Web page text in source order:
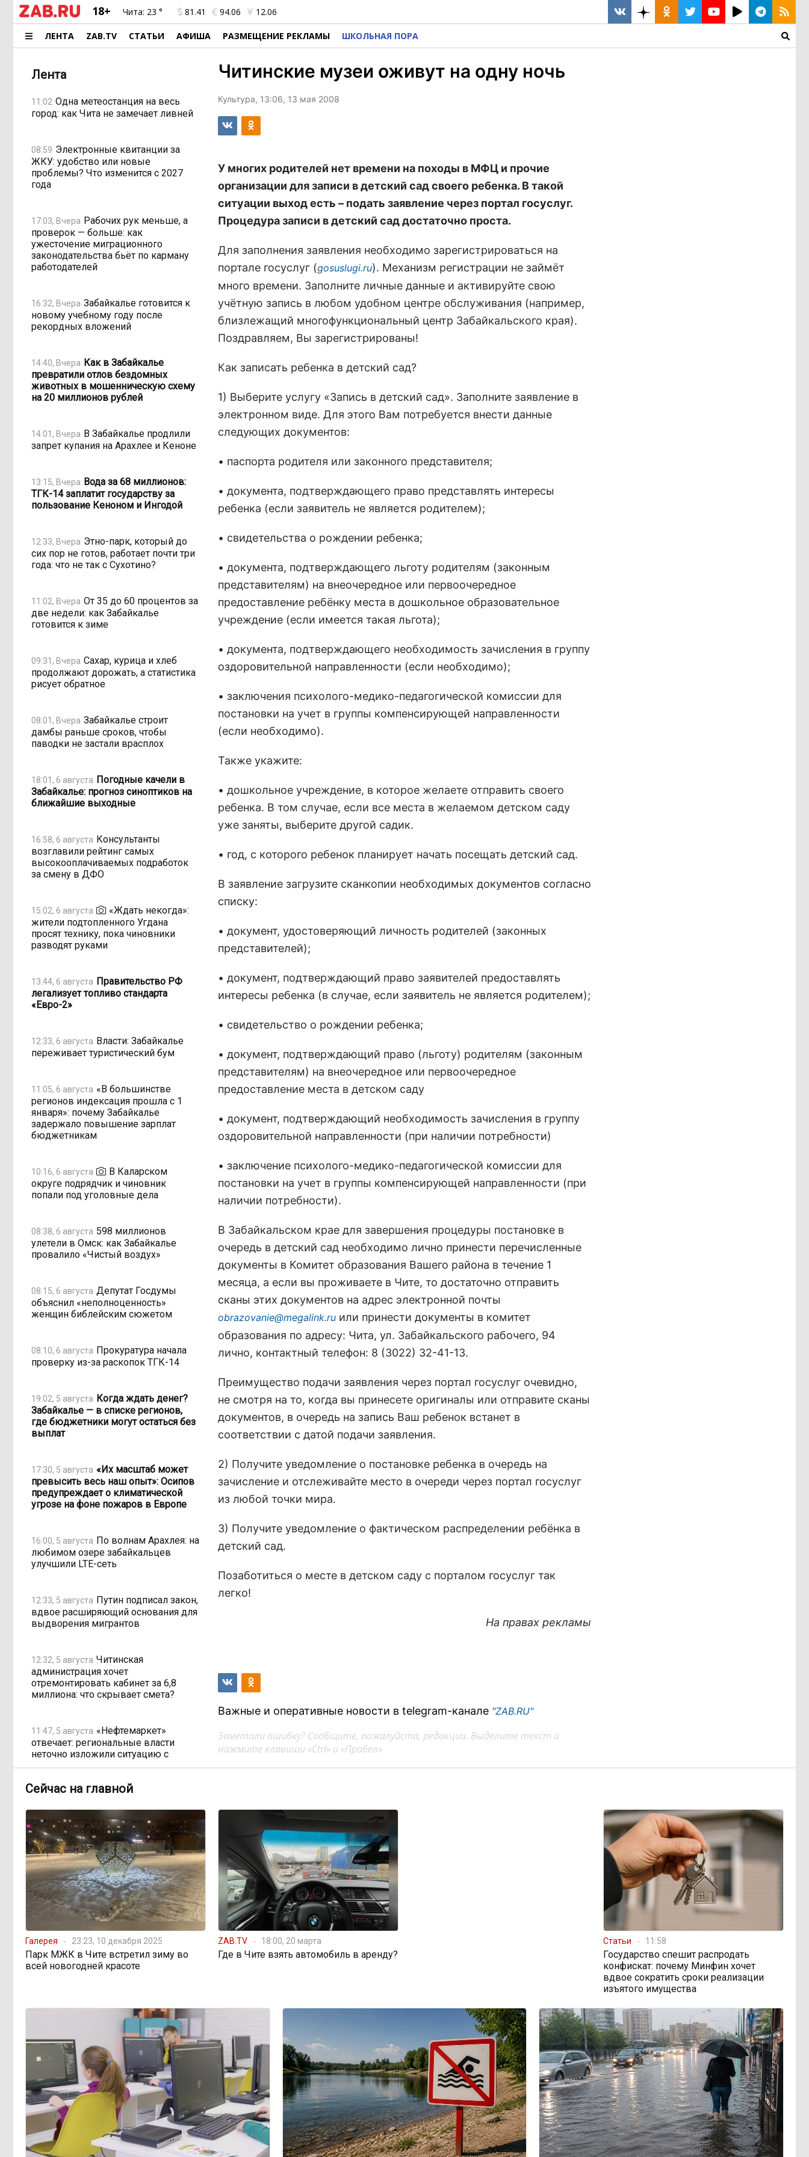
18+ Чита: 23 ° 81.41 94.06 12.06
ЛЕНТА ZAB.TV СТАТЬИ АФИША РАЗМЕЩЕНИЕ РЕКЛАМЫ ШКОЛЬНАЯ ПОРА
Лента
11:02 Одна метеостанция на весь
город: как Чита не замечает ливней
08:59 Электронные квитанции за
ЖКУ: удобство или новые
проблемы? Что изменится с 2027
года
17:03, Вчера Рабочих рук меньше, а
проверок — больше: как
ужесточение миграционного
законодательства бьёт по карману
работодателей
16:32, Вчера Забайкалье готовится к
новому учебному году после
рекордных вложений
14:40, Вчера Как в Забайкалье
превратили отлов бездомных
животных в мошенническую схему
на 20 миллионов рублей
14:01, Вчера В Забайкалье продлили
запрет купания на Арахлее и Кеноне
13:15, Вчера Вода за 68 миллионов:
ТГК-14 заплатит государству за
пользование Кеноном и Ингодой
12:33, Вчера Этно-парк, который до
сих пор не готов, работает почти три
года: что не так с Сухотино?
11:02, Вчера От 35 до 60 процентов за
две недели: как Забайкалье
готовится к зиме
09:31, Вчера Сахар, курица и хлеб
продолжают дорожать, а статистика
рисует обратное
08:01, Вчера Забайкалье строит
дамбы раньше сроков, чтобы
паводки не застали врасплох
18:01, 6 августа Погодные качели в
Забайкалье: прогноз синоптиков на
ближайшие выходные
16:58, 6 августа Консультанты
возглавили рейтинг самых
высокооплачиваемых подработок
за смену в ДФО
15:02, 6 августа
«Ждать некогда»:
жители подтопленного Угдана
просят технику, пока чиновники
разводят руками
13:44, 6 августа Правительство РФ
легализует топливо стандарта
«Евро-2»
12:33, 6 августа Власти: Забайкалье
переживает туристический бум
11:05, 6 августа «В большинстве
регионов индексация прошла с 1
января»: почему Забайкалье
задержало повышение зарплат
бюджетникам
10:16, 6 августа
В Каларском
округе подрядчик и чиновник
попали под уголовные дела
08:38, 6 августа 598 миллионов
улетели в Омск: как Забайкалье
провалило «Чистый воздух»
08:15, 6 августа Депутат Госдумы
объяснил «неполноценность»
женщин библейским сюжетом
08:10, 6 августа Прокуратура начала
проверку из-за раскопок ТГК-14
19:02, 5 августа Когда ждать денег?
Забайкалье — в списке регионов,
где бюджетники могут остаться без
выплат
17:30, 5 августа «Их масштаб может
превысить весь наш опыт»: Осипов
предупреждает о климатической
угрозе на фоне пожаров в Европе
16:00, 5 августа По волнам Арахлея: на
любимом озере забайкальцев
улучшили LTE-сеть
12:33, 5 августа Путин подписал закон,
вдвое расширяющий основания для
выдворения мигрантов
12:32, 5 августа Читинская
администрация хочет
отремонтировать кабинет за 6,8
миллиона: что скрывает смета?
11:47, 5 августа «Нефтемаркет»
отвечает: региональные власти
неточно изложили ситуацию с
топливным кризисом
получают почти вдвое больше, чем
в среднем по стране
08:31, 5 августа Чита готовится к зиме
08:02, 5 августа Лес, которого нет в
отчётах
Читинские музеи оживут на одну ночь
Культура, 13:06, 13 мая 2008
У многих родителей нет времени на походы в МФЦ и прочие
организации для записи в детский сад своего ребенка. В такой
ситуации выход есть – подать заявление через портал госуслуг.
Процедура записи в детский сад достаточно проста.
Для заполнения заявления необходимо зарегистрироваться на
портале госуслуг (gosuslugi.ru). Механизм регистрации не займёт
много времени. Заполните личные данные и активируйте свою
учётную запись в любом удобном центре обслуживания (например,
близлежащий многофункциональный центр Забайкальского края).
Поздравляем, Вы зарегистрированы!
Как записать ребенка в детский сад?
1) Выберите услугу «Запись в детский сад». Заполните заявление в
электронном виде. Для этого Вам потребуется внести данные
следующих документов:
• паспорта родителя или законного представителя;
• документа, подтверждающего право представлять интересы
ребенка (если заявитель не является родителем);
• свидетельства о рождении ребенка;
• документа, подтверждающего льготу родителям (законным
представителям) на внеочередное или первоочередное
предоставление ребёнку места в дошкольное образовательное
учреждение (если имеется такая льгота);
• документа, подтверждающего необходимость зачисления в группу
оздоровительной направленности (если необходимо);
• заключения психолого-медико-педагогической комиссии для
постановки на учет в группы компенсирующей направленности
(если необходимо).
Также укажите:
• дошкольное учреждение, в которое желаете отправить своего
ребенка. В том случае, если все места в желаемом детском саду
уже заняты, выберите другой садик.
• год, с которого ребенок планирует начать посещать детский сад.
В заявление загрузите сканкопии необходимых документов согласно
списку:
• документ, удостоверяющий личность родителей (законных
представителей);
• документ, подтверждающий право заявителей предоставлять
интересы ребенка (в случае, если заявитель не является родителем);
• свидетельство о рождении ребенка;
• документ, подтверждающий право (льготу) родителям (законным
представителям) на внеочередное или первоочередное
предоставление места в детском саду
• документ, подтверждающий необходимость зачисления в группу
оздоровительной направленности (при наличии потребности)
• заключение психолого-медико-педагогической комиссии для
постановки на учет в группы компенсирующей направленности (при
наличии потребности).
В Забайкальском крае для завершения процедуры постановке в
очередь в детский сад необходимо лично принести перечисленные
документы в Комитет образования Вашего района в течение 1
месяца, а если вы проживаете в Чите, то достаточно отправить
сканы этих документов на адрес электронной почты
obrazovanie@megalink.ru или принести документы в комитет
образования по адресу: Чита, ул. Забайкальского рабочего, 94
лично, контактный телефон: 8 (3022) 32-41-13.
Преимущество подачи заявления через портал госуслуг очевидно,
не смотря на то, когда вы принесете оригиналы или отправите сканы
документов, в очередь на запись Ваш ребенок встанет в
соответствии с датой подачи заявления.
2) Получите уведомление о постановке ребенка в очередь на
зачисление и отслеживайте место в очереди через портал госуслуг
из любой точки мира.
3) Получите уведомление о фактическом распределении ребёнка в
детский сад.
Позаботиться о месте в детском саду с порталом госуслуг так
легко!
На правах рекламы
Важные и оперативные новости в telegram-канале "ZAB.RU"
Заметили ошибку? Сообщите, пожалуйста, редакции. Выделите текст и
нажмите клавиши «Ctrl» и «Пробел»
Сейчас на главной
Галерея 23:23, 10 декабря 2025
Парк МЖК в Чите встретил зиму во
всей новогодней красоте
ZAB.TV 18:00, 20 марта
Где в Чите взять автомобиль в аренду?
Статьи 11:58
Государство спешит распродать
конфискат: почему Минфин хочет
вдвое сократить сроки реализации
изъятого имущества